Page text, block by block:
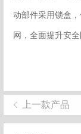
动部件采用锁盒
网，全面提升安全
上一款产品